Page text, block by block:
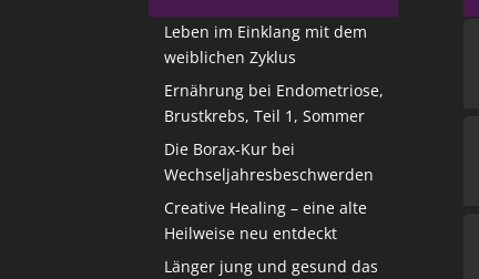
Leben im Einklang mit dem
weiblichen Zyklus
Ernährung bei Endometriose,
Brustkrebs, Teil 1, Sommer
Die Borax-Kur bei
Wechseljahresbeschwerden
Creative Healing – eine alte
Heilweise neu entdeckt
Länger jung und gesund das